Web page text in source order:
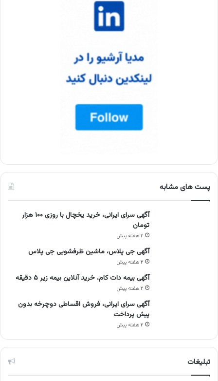
پست های مشابه
آگهی سرای ایرانی، خرید یخچال با روزی ۱۰۰ هزار
تومان
۲ هفته پیش
آگهی جی پلاس، ماشین ظرفشویی جی پلاس
۲ هفته پیش
آگهی بیمه دات کام، خرید آنلاین بیمه زیر ۵ دقیقه
۲ هفته پیش
آگهی سرای ایرانی، فروش اقساطی دوچرخه بدون
پیش پرداخت
۲ هفته پیش
تبلیغات